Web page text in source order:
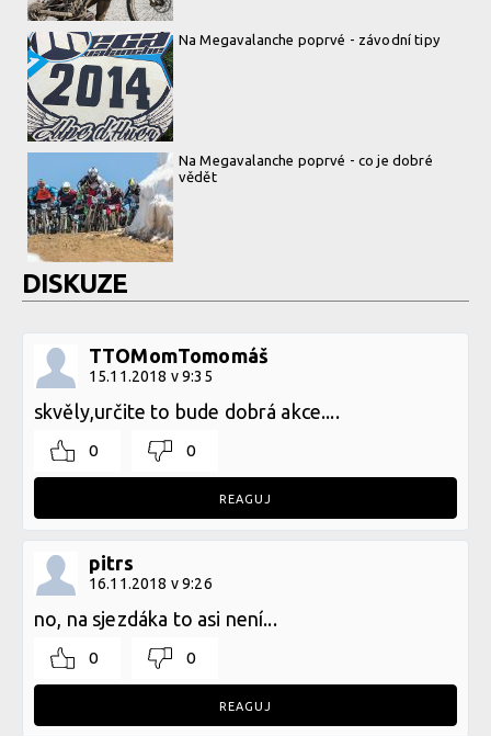
Na Megavalanche poprvé - závodní tipy
Na Megavalanche poprvé - co je dobré
vědět
DISKUZE
TTOMomTomomáš
15.11.2018 v 9:35
skvěly,určite to bude dobrá akce....
0 0
REAGUJ
pitrs
16.11.2018 v 9:26
no, na sjezdáka to asi není...
0 0
REAGUJ